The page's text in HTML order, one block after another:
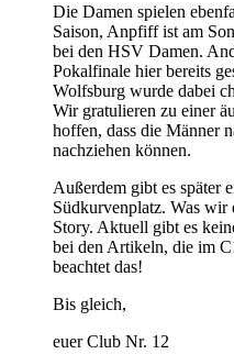
Die Damen spielen
Saison, Anpfiff ist am
bei den HSV Damen.
Pokalfinale hier bereits
Wolfsburg wurde dabei
Wir gratulieren zu einer
hoffen, dass die Männer
nachziehen können.
Außerdem gibt es später
Südkurvenplatz. Was wir
Story. Aktuell gibt es
bei den Artikeln, die im
beachtet das!
Bis gleich,
euer Club Nr. 12